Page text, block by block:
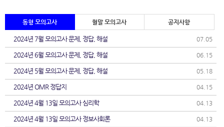
동형 모의고사 월말 모의고사 공지사항
2024년 7월 모의고사 문제, 정답, 해설 07.05
2024년 6월 모의고사 문제, 정답, 해설 06.15
2024년 5월 모의고사 문제, 정답, 해설 05.18
2024년 OMR 정답지 04.15
2024년 4월 13일 모의고사 심리학 04.13
2024년 4월 13일 모의고사 정보사회론 04.13